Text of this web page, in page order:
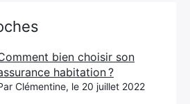
bien choisir son
habitation ?
Clémentine, le 20 juillet 2022